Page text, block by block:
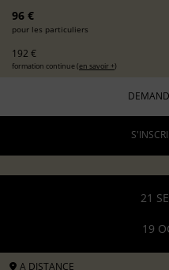
96 €
pour les particuliers
192 €
formation continue (en savoir +)
21
19
A DISTANCE